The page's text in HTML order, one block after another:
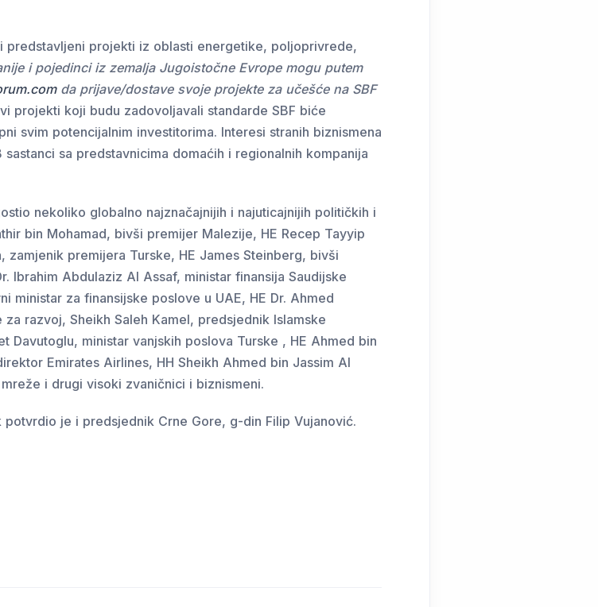
predstavljeni projekti iz oblasti energetike, poljoprivrede,
i pojedinci iz zemalja Jugoistočne Evrope mogu putem
da prijave/dostave svoje projekte za učešće na SBF
projekti koji budu zadovoljavali standarde SBF biće
svim potencijalnim investitorima. Interesi stranih biznismena
sa predstavnicima domaćih i regionalnih kompanija
nekoliko globalno najznačajnijih i najuticajnijih političkih i
bin Mohamad, bivši premijer Malezije, HE Recep Tayyip
zamjenik premijera Turske, HE James Steinberg, bivši
Ibrahim Abdulaziz Al Assaf, ministar finansija Saudijske
ministar za finansijske poslove u UAE, HE Dr. Ahmed
razvoj, Sheikh Saleh Kamel, predsjednik Islamske
Davutoglu, ministar vanjskih poslova Turske , HE Ahmed bin
Emirates Airlines, HH Sheikh Ahmed bin Jassim Al
i drugi visoki zvaničnici i biznismeni.
je i predsjednik Crne Gore, g-din Filip Vujanović.